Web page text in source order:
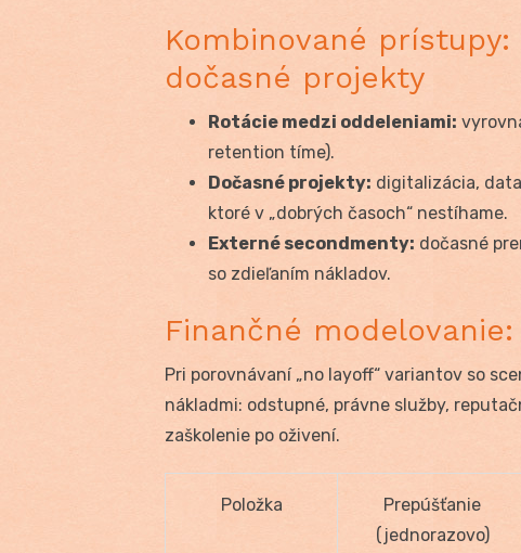
Kombinované
dočasné projekty
Rotácie medzi oddeleniami:
retention tíme).
Dočasné projekty: digitalizácia,
ktoré v „dobrých časoch“ nestíhame.
Externé secondmenty: dočasné
so zdieľaním nákladov.
Finančné
Pri porovnávaní „no layoff“ variantov so
nákladmi: odstupné, právne služby,
zaškolenie po oživení.
Položka
Prepúšťanie
(jednorazovo)